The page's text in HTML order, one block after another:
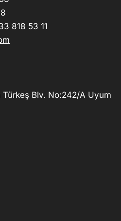
818 53 11
Blv. No:242/A Uyum